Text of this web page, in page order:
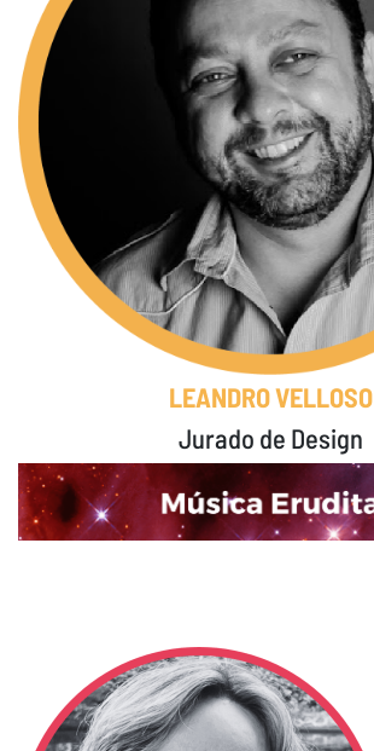
LEANDRO VELLOSO
Jurado de Design